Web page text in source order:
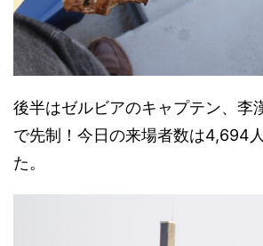
後半はゼルビアのキャプテン、李
で先制！今日の来場者数は4,694
た。